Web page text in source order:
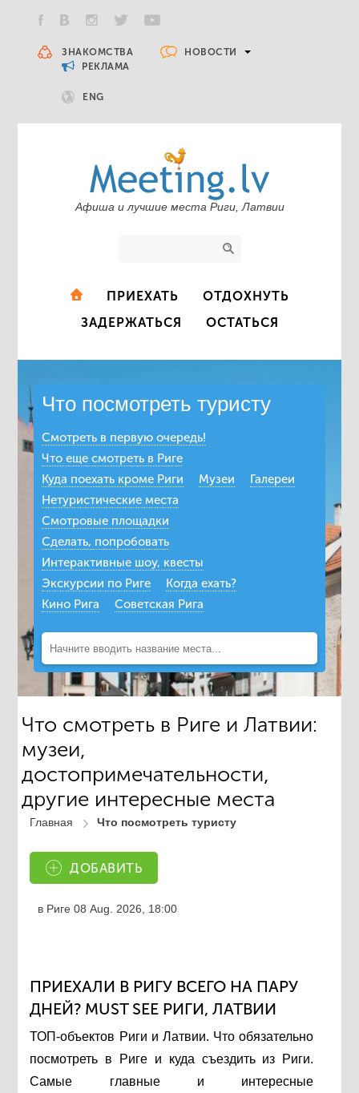
ЗНАКОМСТВА
НОВОСТИ
РЕКЛАМА
ENG
Афиша и лучшие места Риги, Латвии
ПРИЕХАТЬ
ОТДОХНУТЬ
ЗАДЕРЖАТЬСЯ
ОСТАТЬСЯ
Что посмотреть туристу
Смотреть в первую очередь!
Что еще смотреть в Риге
Куда поехать кроме Риги
Музеи
Галереи
Нетуристические места
Смотровые площадки
Сделать, попробовать
Интерактивные шоу, квесты
Экскурсии по Риге
Когда ехать?
Кино Рига
Советская Рига
Что смотреть в Риге и Латвии:
музеи,
достопримечательности,
другие интересные места
Главная Что посмотреть туристу
ДОБАВИТЬ
в Риге08 Aug. 2026, 18:00
ПРИЕХАЛИ В РИГУ ВСЕГО НА ПАРУ
ДНЕЙ? MUST SEE РИГИ, ЛАТВИИ
ТОП-объектов Риги и Латвии. Что обязательно
посмотреть в Риге и куда съездить из Риги.
Самые главные и интересные